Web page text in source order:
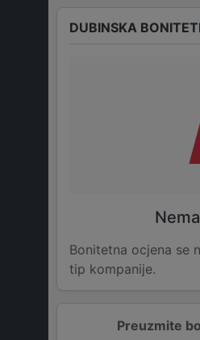
Preuzmite
DUBINSKA
Bonitetna ocjena se
tip kompanije.